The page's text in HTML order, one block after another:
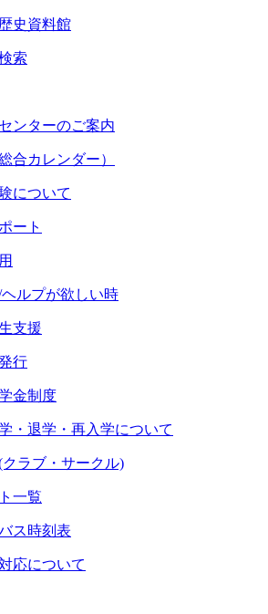
史資料館
索
ンターのご案内
合カレンダー）
について
ート
ルプが欲しい時
支援
行
金制度
・退学・再入学について
ラブ・サークル)
一覧
ス時刻表
応について